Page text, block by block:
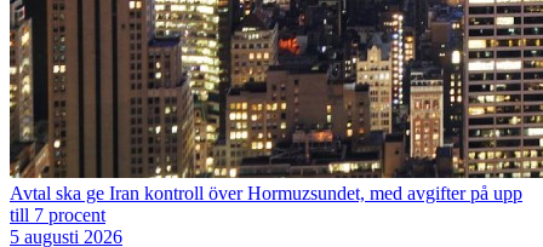
Avtal ska ge Iran kontroll över Hormuzsundet, med avgifter på upp
till 7 procent
5 augusti 2026